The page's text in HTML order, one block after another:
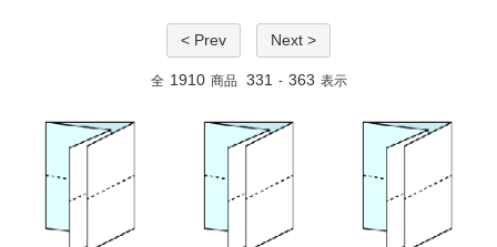
< Prev Next >
全 1910 商品 331 - 363 表示